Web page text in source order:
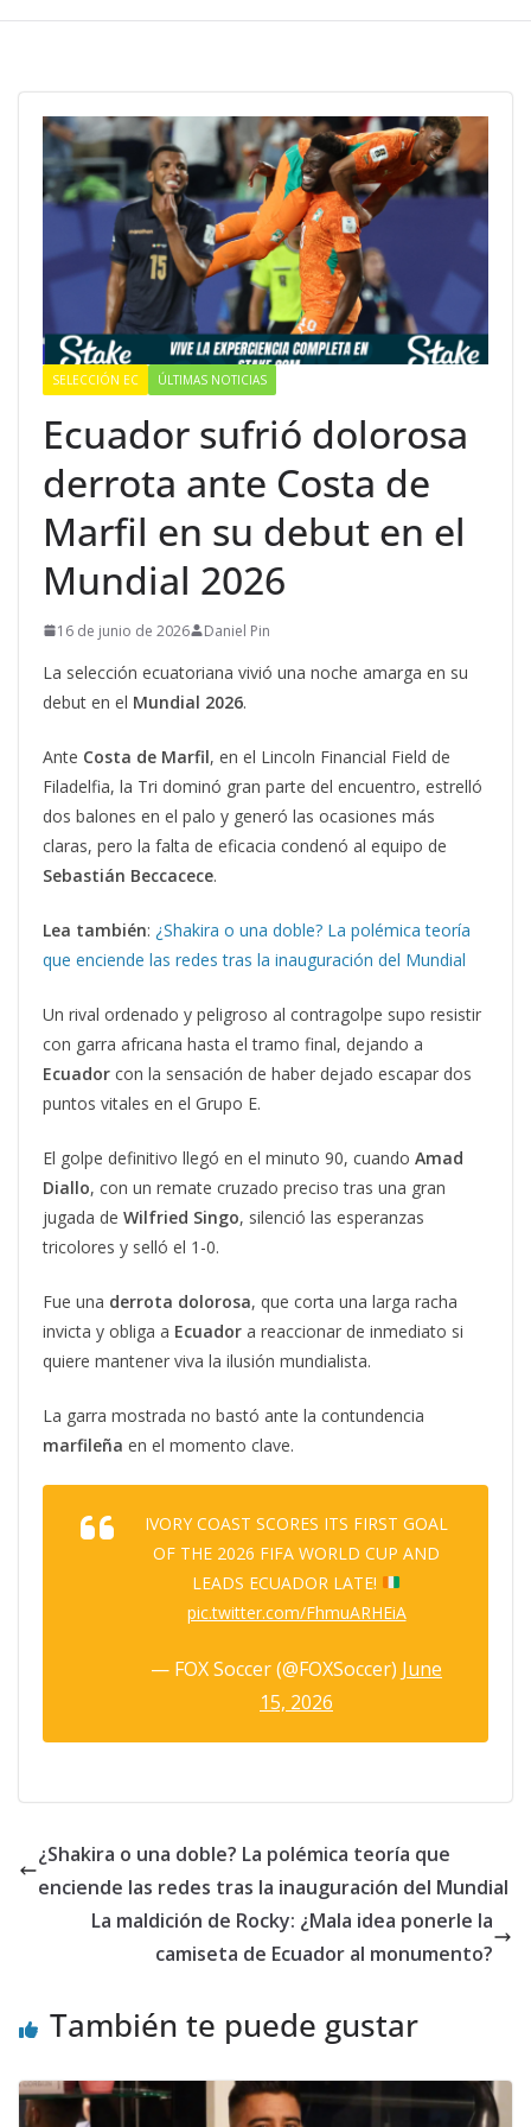
SELECCIÓN EC ÚLTIMAS NOTICIAS
Ecuador sufrió dolorosa
derrota ante Costa de
Marfil en su debut en el
Mundial 2026
16 de junio de 2026 Daniel Pin
La selección ecuatoriana vivió una noche amarga en su
debut en el Mundial 2026.
Ante Costa de Marfil, en el Lincoln Financial Field de
Filadelfia, la Tri dominó gran parte del encuentro, estrelló
dos balones en el palo y generó las ocasiones más
claras, pero la falta de eficacia condenó al equipo de
Sebastián Beccacece.
Lea también: ¿Shakira o una doble? La polémica teoría
que enciende las redes tras la inauguración del Mundial
Un rival ordenado y peligroso al contragolpe supo resistir
con garra africana hasta el tramo final, dejando a
Ecuador con la sensación de haber dejado escapar dos
puntos vitales en el Grupo E.
El golpe definitivo llegó en el minuto 90, cuando Amad
Diallo, con un remate cruzado preciso tras una gran
jugada de Wilfried Singo, silenció las esperanzas
tricolores y selló el 1-0.
Fue una derrota dolorosa, que corta una larga racha
invicta y obliga a Ecuador a reaccionar de inmediato si
quiere mantener viva la ilusión mundialista.
La garra mostrada no bastó ante la contundencia
marfileña en el momento clave.
IVORY COAST SCORES ITS FIRST GOAL
OF THE 2026 FIFA WORLD CUP AND
LEADS ECUADOR LATE!
pic.twitter.com/FhmuARHEiA
— FOX Soccer (@FOXSoccer) June
15, 2026
¿Shakira o una doble? La polémica teoría que
enciende las redes tras la inauguración del Mundial
La maldición de Rocky: ¿Mala idea ponerle la
camiseta de Ecuador al monumento?
También te puede gustar